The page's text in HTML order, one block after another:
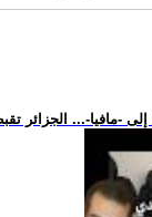
إلى -مافيا-... الجزائر